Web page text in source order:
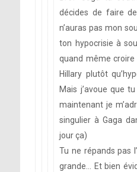
décides de faire
n’auras pas mon
ton hypocrisie à
quand même
Hillary plutôt
Mais j’avoue que
maintenant je
singulier à Gaga
jour ça)
Tu ne répands pas
grande… Et bien